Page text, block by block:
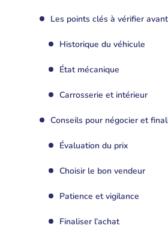
Les points clés à vérifier
Historique du véhicule
État mécanique
Carrosserie et intérieur
Conseils pour négocier et
Évaluation du prix
Choisir le bon vendeur
Patience et vigilance
Finaliser l’achat